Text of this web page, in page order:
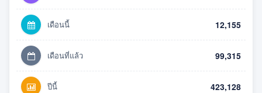
เดือนนี้ 12,155
เดือนที่แล้ว 99,315
ปีนี้ 423,128